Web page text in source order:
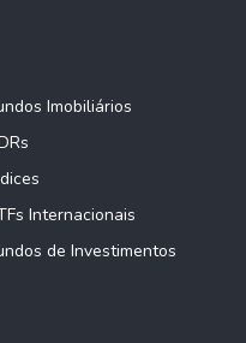
Imobiliários
Internacionais
de Investimentos